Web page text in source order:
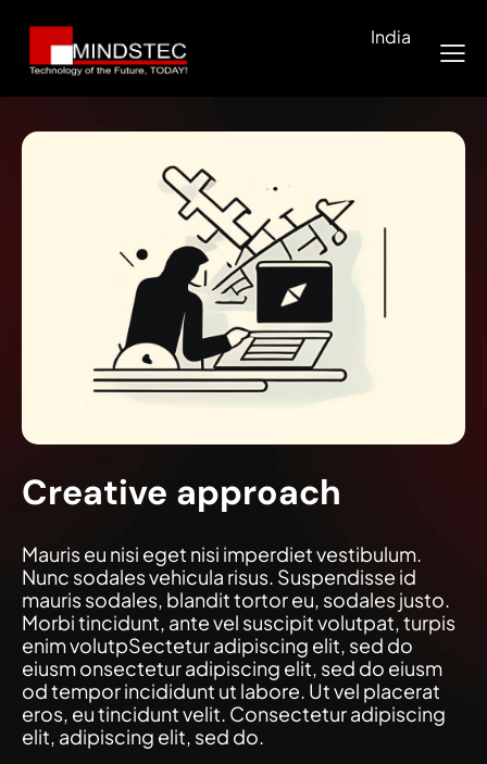
India
Creative approach
Mauris eu nisi eget nisi imperdiet vestibulum.
Nunc sodales vehicula risus. Suspendisse id
mauris sodales, blandit tortor eu, sodales justo.
Morbi tincidunt, ante vel suscipit volutpat, turpis
enim volutpSectetur adipiscing elit, sed do
eiusm onsectetur adipiscing elit, sed do eiusm
od tempor incididunt ut labore. Ut vel placerat
eros, eu tincidunt velit. Consectetur adipiscing
elit, adipiscing elit, sed do.